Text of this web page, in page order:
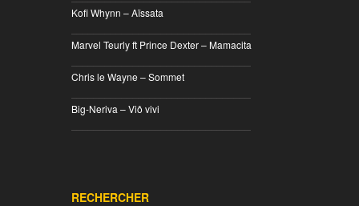
Kofi Whynn – Aïssata
Marvel Teurly ft Prince Dexter – Mamacita
Chris le Wayne – Sommet
Big-Neriva – Viô vivi
RECHERCHER